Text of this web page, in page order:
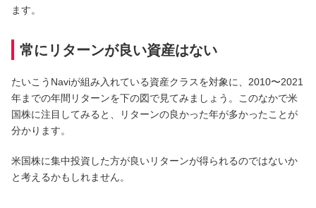
サービスのご案内 ログイン
たいこうNavi
（たいこうNaviをご利用のお客さま向け）
サービスのご案内 ログイン
ます。
常にリターンが良い資産はない
たいこうNaviが組み入れている資産クラスを対象に、2010〜2021
年までの年間リターンを下の図で見てみましょう。このなかで米
国株に注目してみると、リターンの良かった年が多かったことが
分かります。
米国株に集中投資した方が良いリターンが得られるのではないか
と考えるかもしれません。